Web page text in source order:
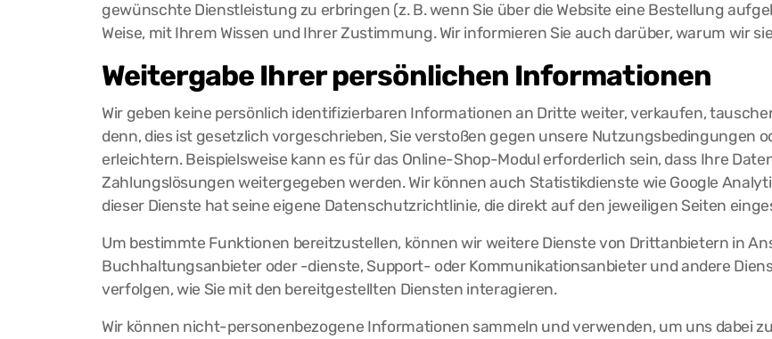
gewünschte Dienstleistung zu erbringen (z. B. wenn Sie über die Website eine Bestellung
Weise, mit Ihrem Wissen und Ihrer Zustimmung. Wir informieren Sie auch darüber, warum wir
Weitergabe Ihrer persönlichen Informationen
Wir geben keine persönlich identifizierbaren Informationen an Dritte weiter, verkaufen,
denn, dies ist gesetzlich vorgeschrieben, Sie verstoßen gegen unsere Nutzungsbedingungen
erleichtern. Beispielsweise kann es für das Online-Shop-Modul erforderlich sein, dass Ihre
Zahlungslösungen weitergegeben werden. Wir können auch Statistikdienste wie Google
dieser Dienste hat seine eigene Datenschutzrichtlinie, die direkt auf den jeweiligen Seiten
Um bestimmte Funktionen bereitzustellen, können wir weitere Dienste von Drittanbietern in
Buchhaltungsanbieter oder -dienste, Support- oder Kommunikationsanbieter und andere
verfolgen, wie Sie mit den bereitgestellten Diensten interagieren.
Wir können nicht-personenbezogene Informationen sammeln und verwenden, um uns dabei